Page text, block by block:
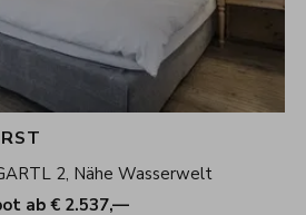
2, Nähe Wasserwelt
ab € 2.537,—